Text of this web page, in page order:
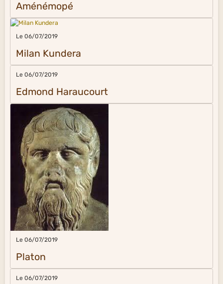
Aménémopé
Le 06/07/2019
Milan Kundera
Le 06/07/2019
Edmond Haraucourt
Le 06/07/2019
Platon
Le 06/07/2019